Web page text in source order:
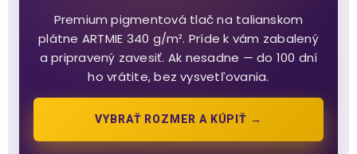
Premium pigmentová tlač na talianskom
plátne ARTMIE 340 g/m². Príde k vám zabalený
a pripravený zavesiť. Ak nesadne — do 100 dní
ho vrátite, bez vysvetľovania.
VYBRAŤ ROZMER A KÚPIŤ →